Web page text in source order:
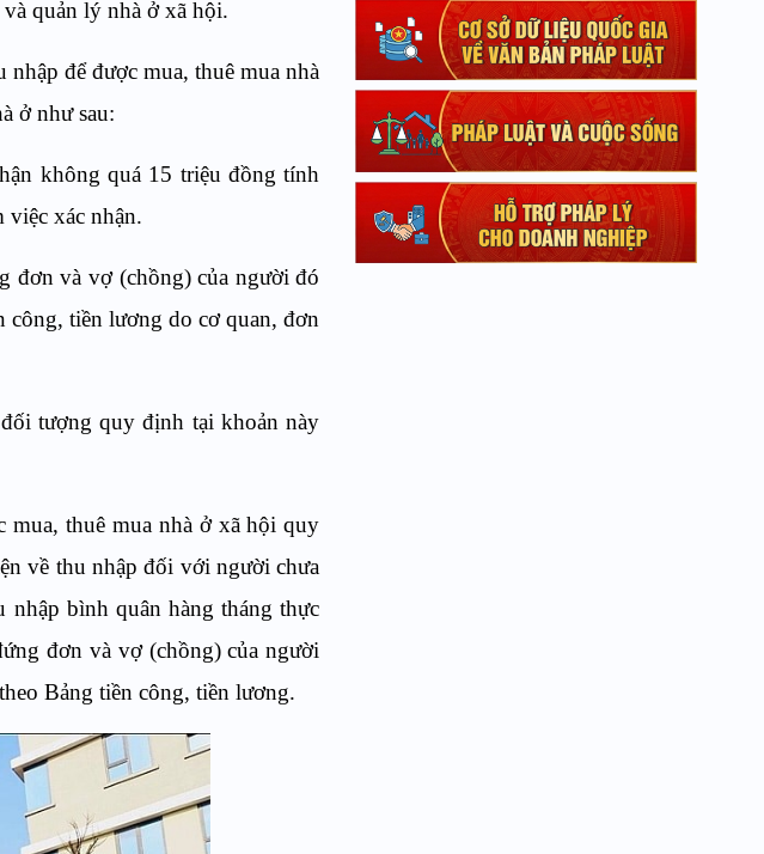
quản lý nhà ở xã hội.
để được mua, thuê mua nhà
ở như sau:
không quá 15 triệu đồng tính
xác nhận.
đơn và vợ (chồng) của người đó
công, tiền lương do cơ quan, đơn
tượng quy định tại khoản này
thuê mua nhà ở xã hội quy
về thu nhập đối với người chưa
bình quân hàng tháng thực
đơn và vợ (chồng) của người
Bảng tiền công, tiền lương.